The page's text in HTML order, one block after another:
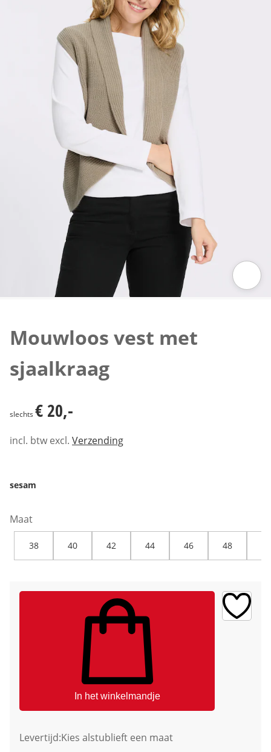
Mouwloos vest met
sjaalkraag
slechts € 20,-
incl. btw excl. Verzending
sesam
Maat
38 40 42 44 46 48
In het winkelmandje
Levertijd:Kies alstublieft een maat